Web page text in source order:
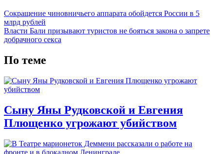
Сокращение чиновничьего аппарата обойдется России в 5
млрд рублей
Власти Бали призывают туристов не бояться закона о запрете
добрачного секса
По теме
Сыну Яны Рудковской и Евгения
Плющенко угрожают убийством